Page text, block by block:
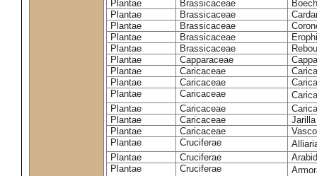
Plantae Brassicaceae
Plantae
Brassicaceae
Plantae
Brassicaceae
Plantae
Brassicaceae
Plantae
Brassicaceae
Plantae
Capparaceae
Plantae
Caricaceae
Plantae
Caricaceae
Plantae
Caricaceae
Plantae
Caricaceae
Plantae
Caricaceae
Plantae
Caricaceae
Plantae
Cruciferae
Plantae
Cruciferae
Plantae
Cruciferae